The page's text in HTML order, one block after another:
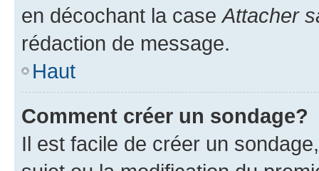
en décochant la caseAttacher
rédaction de message.
Haut
Comment créer un sondage?
Il est facile de créer un